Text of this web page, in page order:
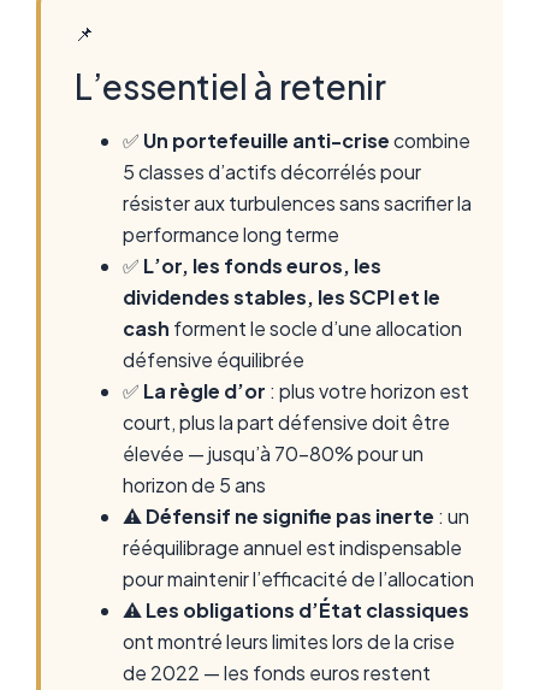
📌
L’essentiel à retenir
✅ Un portefeuille anti-crisecombine
5 classes d’actifs décorrélés pour
résister aux turbulences sans sacrifier la
performance long terme
✅ L’or, les fonds euros, les
dividendes stables, les SCPI et le
cash forment le socle d’une allocation
défensive équilibrée
✅ La règle d’or : plus votre horizon est
court, plus la part défensive doit être
élevée — jusqu’à 70-80% pour un
horizon de 5 ans
⚠️ Défensif ne signifie pas inerte : un
rééquilibrage annuel est indispensable
pour maintenir l’efficacité de l’allocation
⚠️ Les obligations d’État classiques
ont montré leurs limites lors de la crise
de 2022 — les fonds euros restent